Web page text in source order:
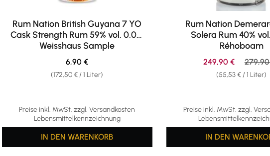
Rum Nation British Guyana 7 YO
Cask Strength Rum 59% vol. 0,04l
Weisshaus Sample
Preise inkl. MwSt. zzgl. Versandkosten
Lebensmittelkennzeichnung
(172,50 € / 1 Liter)
Regulärer Preis:
6,90 €
IN DEN WARENKORB
Rum Nation
Solera Rum 40%
Réhoboam
Preise inkl. MwSt. zzgl.
(55,53 € / 1 Liter)
Verkaufspreis:
249,90 €
IN DEN